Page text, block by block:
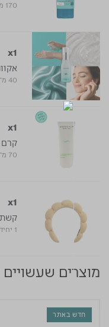
170 מ"ל
x1
אקווה סרום
40 מ"ל
x1
קרם
70 מ"ל
x1
קשת
1 יחידה
מוצרים שעשויים
חדש באתר